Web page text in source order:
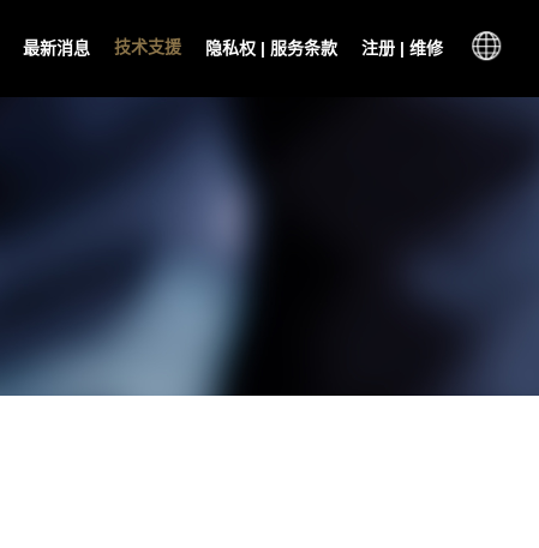
最新消息 技术支援 隐私权 | 服务条款 注册 | 维修